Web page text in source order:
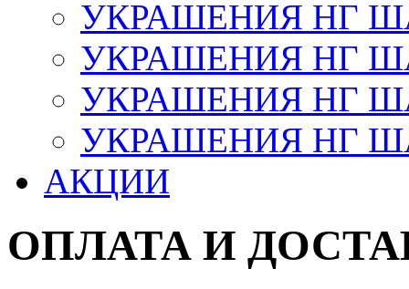
УКРАШЕНИЯ НГ
УКРАШЕНИЯ НГ
УКРАШЕНИЯ НГ
УКРАШЕНИЯ НГ
АКЦИИ
ОПЛАТА И